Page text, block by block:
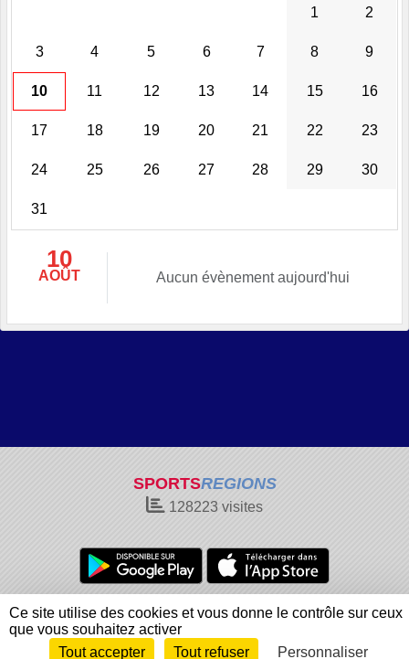
1 2
3 4 5 6 7 8 9
10 11 12 13 14 15 16
17 18 19 20 21 22 23
24 25 26 27 28 29 30
31
10
AOÛT Aucun évènement aujourd'hui
SPORTSREGIONS
128223 visites
Charte cookies
Gestion des cookies
Informations légales
Signaler un contenu inapproprié
Envie de participer ?
Connexion
Ce site utilise des cookies et vous donne le contrôle sur ceux
que vous souhaitez activer
Tout accepter
Tout refuser Personnaliser